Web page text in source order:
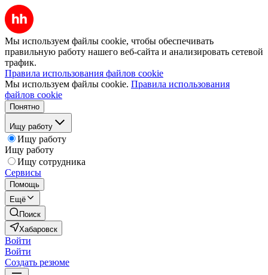
Мы используем файлы cookie, чтобы обеспечивать
правильную работу нашего веб-сайта и анализировать сетевой
трафик.
Правила использования файлов cookie
Мы используем файлы cookie. Правила использования
файлов cookie
Понятно
Ищу работу
Ищу работу
Ищу работу
Ищу сотрудника
Сервисы
Помощь
Ещё
Поиск
Хабаровск
Войти
Войти
Создать резюме